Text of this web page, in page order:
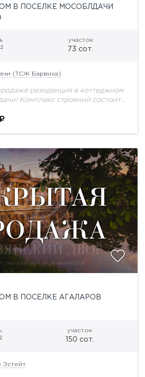
В ПОСЕЛКЕ МОСОБЛДАЧИ
2
участок
73 сот.
(ТСЖ Барвиха)
резиденция в коттеджном
Комплекс строений состоит
соснами - 73 сотки....
В ПОСЕЛКЕ АГАЛАРОВ
2
участок
150 сот.
Эстейт